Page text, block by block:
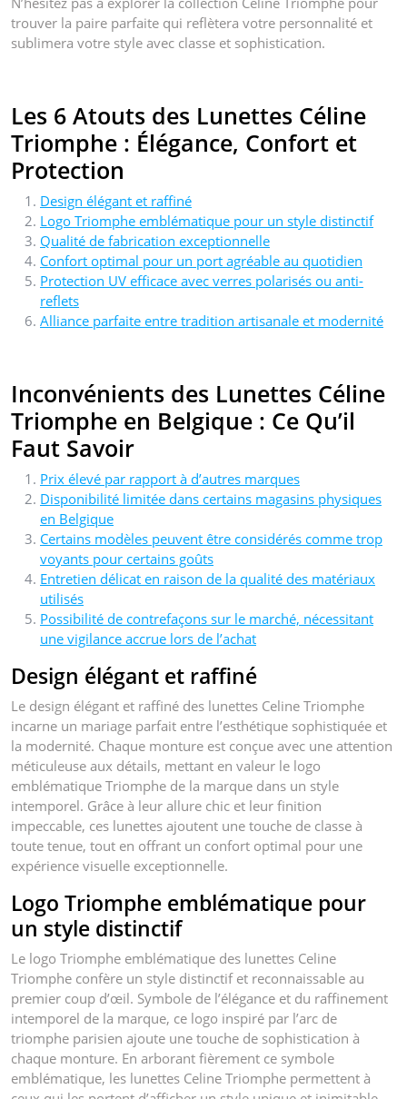
trouver la paire parfaite qui reflètera votre personnalité et
sublimera votre style avec classe et sophistication.
Les 6 Atouts des Lunettes Céline
Triomphe : Élégance, Confort et
Protection
Design élégant et raffiné
Logo Triomphe emblématique pour un style distinctif
Qualité de fabrication exceptionnelle
Confort optimal pour un port agréable au quotidien
Protection UV efficace avec verres polarisés ou anti-
reflets
Alliance parfaite entre tradition artisanale et modernité
Inconvénients des Lunettes Céline
Triomphe en Belgique : Ce Qu’il
Faut Savoir
Prix élevé par rapport à d’autres marques
Disponibilité limitée dans certains magasins physiques
en Belgique
Certains modèles peuvent être considérés comme trop
voyants pour certains goûts
Entretien délicat en raison de la qualité des matériaux
utilisés
Possibilité de contrefaçons sur le marché, nécessitant
une vigilance accrue lors de l’achat
Design élégant et raffiné
Le design élégant et raffiné des lunettes Celine Triomphe
incarne un mariage parfait entre l’esthétique sophistiquée et
la modernité. Chaque monture est conçue avec une attention
méticuleuse aux détails, mettant en valeur le logo
emblématique Triomphe de la marque dans un style
intemporel. Grâce à leur allure chic et leur finition
impeccable, ces lunettes ajoutent une touche de classe à
toute tenue, tout en offrant un confort optimal pour une
expérience visuelle exceptionnelle.
Logo Triomphe emblématique pour
un style distinctif
Le logo Triomphe emblématique des lunettes Celine
Triomphe confère un style distinctif et reconnaissable au
premier coup d’œil. Symbole de l’élégance et du raffinement
intemporel de la marque, ce logo inspiré par l’arc de
triomphe parisien ajoute une touche de sophistication à
chaque monture. En arborant fièrement ce symbole
emblématique, les lunettes Celine Triomphe permettent à